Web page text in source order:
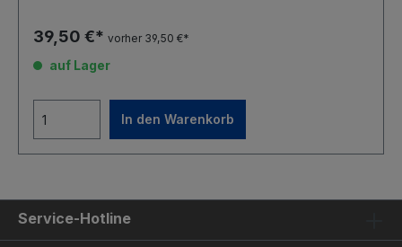
39,50 €* vorher 39,50 €*
auf Lager
In den Warenkorb
Service-Hotline